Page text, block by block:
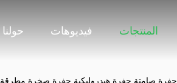
المنتجات فيديوهات حولنا
حفرة صامتة حفرة هيدروليكية حفرة صخرة مطرقة